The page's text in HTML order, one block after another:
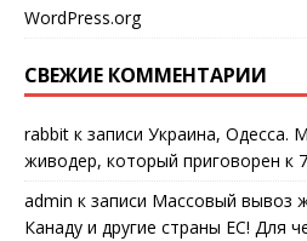
WordPress.org
СВЕЖИЕ КОММЕНТАРИИ
rabbit к записи Украина, Одесса.
живодер, который приговорен к
admin к записи Массовый вывоз
Канаду и другие страны ЕС! Для